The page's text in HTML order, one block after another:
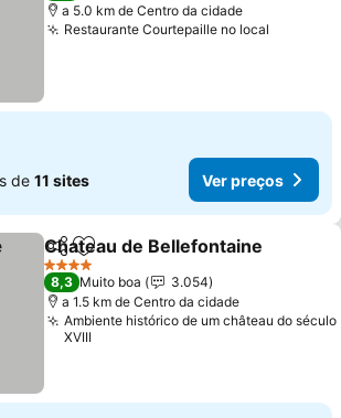
a 5.0 km de Centro da cidade
Restaurante Courtepaille no local
de 11 sites Ver preços
PartilharAdicionar aos favoritos
Chateau de Bellefontaine
4 Estrelas
8,3 Muito boa
3.054
a 1.5 km de Centro da cidade
Ambiente histórico de um château do século
XVIII